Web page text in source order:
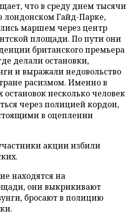
что в среду днем тысячи
лондонском Гайд-Парке,
маршем через центр
площади. По пути они
британского премьера
делали остановки,
и выражали недовольство
расизмом. Именно в
остановок несколько человек
через полицией кордон,
в оцеплении
акции избили
находятся на
они выкрикивают
бросают в полицию